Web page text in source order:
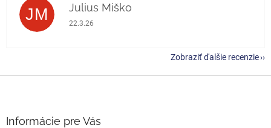
JM Julius Miško
Hodnotenie obchodu je 5 z 5 hviezdičiek.
22.3.26
Zobraziť ďalšie recenzie
Informácie pre Vás